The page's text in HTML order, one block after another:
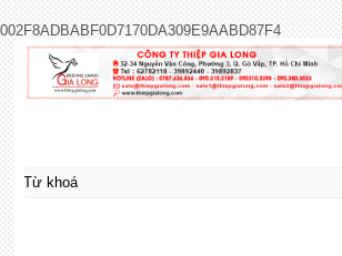
002F8ADBABF0D7170DA309E9AABD87F4